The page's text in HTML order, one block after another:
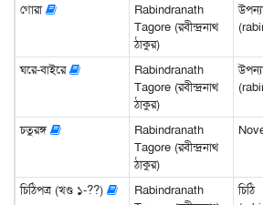
গোরা
Rabindranath
Tagore (রবীন্দ্রনাথ
ঠাকুর)
ঘরে-বাইরে
Rabindranath
Tagore (রবীন্দ্রনাথ
ঠাকুর)
চতুরঙ্গ
Rabindranath
Tagore (রবীন্দ্রনাথ
ঠাকুর)
চিঠিপত্র (খণ্ড ১-??)
Rabindranath
চিঠি